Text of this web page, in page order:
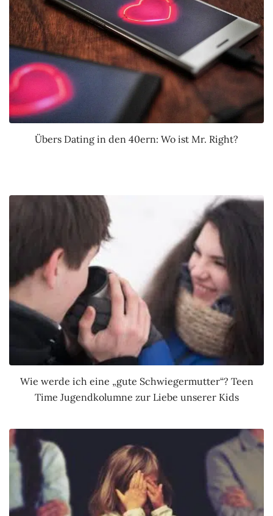
Übers Dating in den 40ern: Wo ist Mr. Right?
Wie werde ich eine „gute Schwiegermutter“? Teen
Time Jugendkolumne zur Liebe unserer Kids